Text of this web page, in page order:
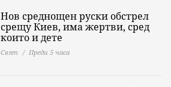
Нов среднощен руски обстрел
срещу Киев, има жертви, сред
които и дете
Свят Преди 5 часа